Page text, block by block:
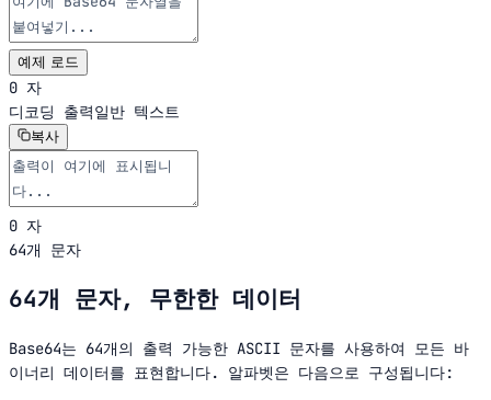
예제 로드
0 자
디코딩 출력일반 텍스트
복사
0 자
64개 문자
64개 문자, 무한한 데이터
Base64는 64개의 출력 가능한 ASCII 문자를 사용하여 모든 바
이너리 데이터를 표현합니다. 알파벳은 다음으로 구성됩니다: